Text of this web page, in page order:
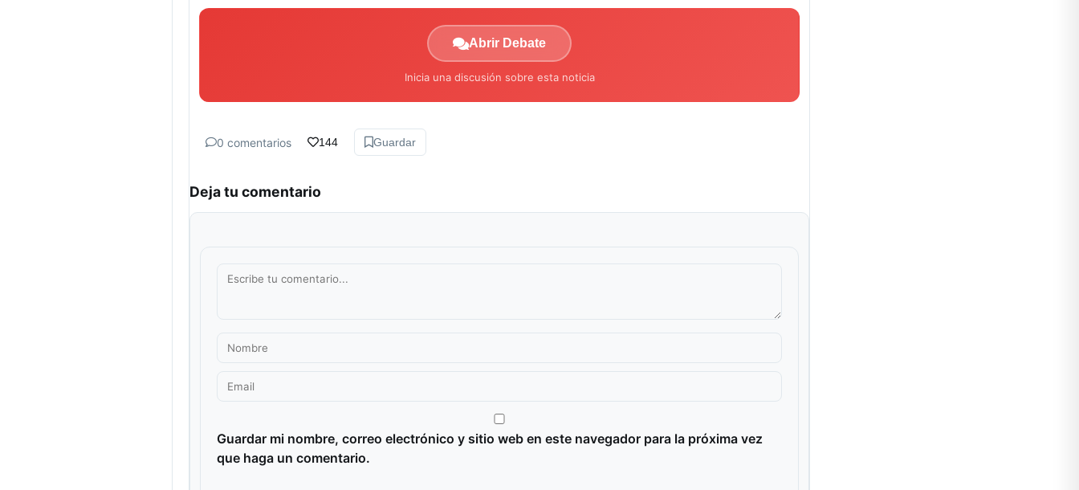
Abrir Debate
Inicia una discusión sobre esta noticia
0 comentarios 144 Guardar
Deja tu comentario
Guardar mi nombre, correo electrónico y sitio web en este navegador para la próxima vez
que haga un comentario.